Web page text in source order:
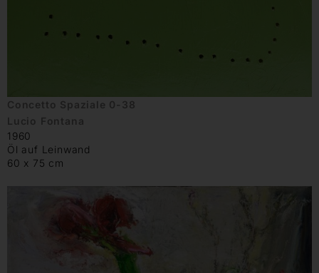
Concetto Spaziale 0-38
Lucio Fontana
1960
Öl auf Leinwand
60 x 75 cm